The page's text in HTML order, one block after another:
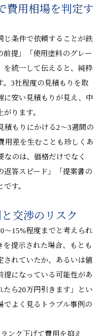
費用相場を判定す
じ条件で依頼することが鉄
前提」「使用塗料のグレー
を統一して伝えると、純粋
。3社程度の見積もりを取
に安い見積もりが見え、中
ります。
積もりにかける2〜3週間の
用差を生むことも珍しくあ
なのは、価格だけでなく
返答スピード」「提案書の
す。
交渉のリスク
〜15%程度までと考えられ
を提示された場合、もとも
されていたか、あるいは値
提になっている可能性があ
たら20万円引きます」とい
でよく見るトラブル事例の
ンク下げて費用を抑え